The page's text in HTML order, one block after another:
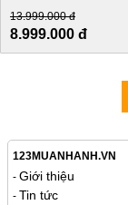
13.999.000 đ
8.999.000 đ
123MUANHANH.VN
- Giới thiệu
- Tin tức